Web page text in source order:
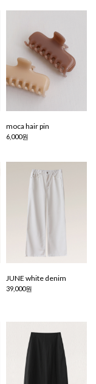
moca hair pin
6,000원
JUNE white denim
39,000원